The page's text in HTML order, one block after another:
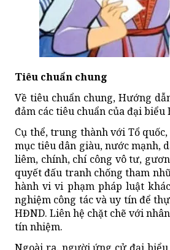
Tiêu chuẩn chung
Về tiêu chuẩn chung, Hướng
đảm các tiêu chuẩn của đại
Cụ thể, trung thành với Tổ
mục tiêu dân giàu, nước mạnh,
liêm, chính, chí công vô tư,
quyết đấu tranh chống tham
hành vi vi phạm pháp luật
nghiệm công tác và uy tín để
HĐND. Liên hệ chặt chẽ với
tín nhiệm.